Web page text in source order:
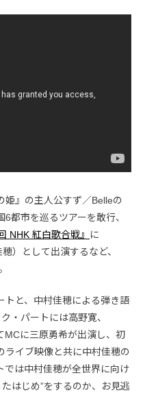
姫』の主人公すず／Belleの
都市を巡るツアーを敢行、
NHK 紅白歌合戦』
に
）として出演するなど、
トと、中村佳穂による弾き語
・パートには高野寛、
MCに三原勇希が出演し、初
ライブ映像と共に中村佳穂の
では中村佳穂が全世界に向け
はじめ”をするのか、お見逃